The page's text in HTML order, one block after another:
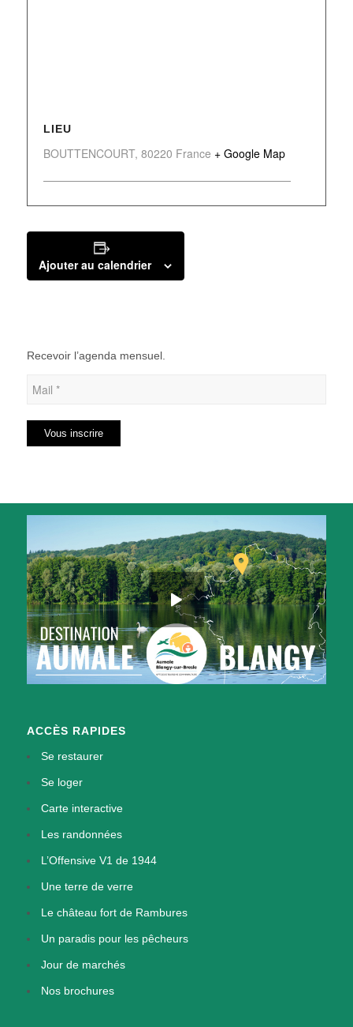
LIEU
BOUTTENCOURT, 80220 France + Google Map
Ajouter au calendrier
Recevoir l’agenda mensuel.
ACCÈS RAPIDES
Se restaurer
Se loger
Carte interactive
Les randonnées
L’Offensive V1 de 1944
Une terre de verre
Le château fort de Rambures
Un paradis pour les pêcheurs
Jour de marchés
Nos brochures